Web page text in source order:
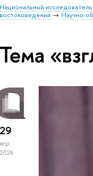
Национальный
востоковедения
Научно-
Тема
29
апр
2026